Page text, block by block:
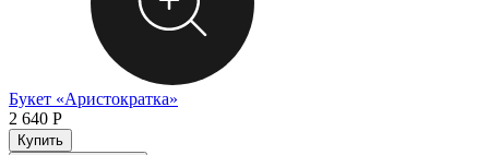
Букет «Аристократка»
2 640 Р